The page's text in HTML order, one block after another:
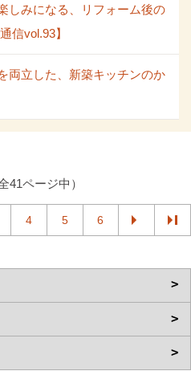
しみになる、リフォーム後の
信vol.93】
両立した、新築キッチンのか
41ページ中）
4 5 6